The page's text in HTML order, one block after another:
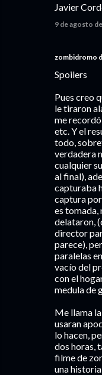
Javier
9 de agosto
zombidromo
Spoilers
Pues creo
le tiraron
me
etc. Y el
todo,
verdadera
cualquier
al final),
capturaba
captura
es tomada,
delataron,
director
parece),
paralelas
vacío del
con el
medula de
Me llama
usaran
lo hacen,
dos horas,
filme de
una